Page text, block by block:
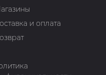
и оплата